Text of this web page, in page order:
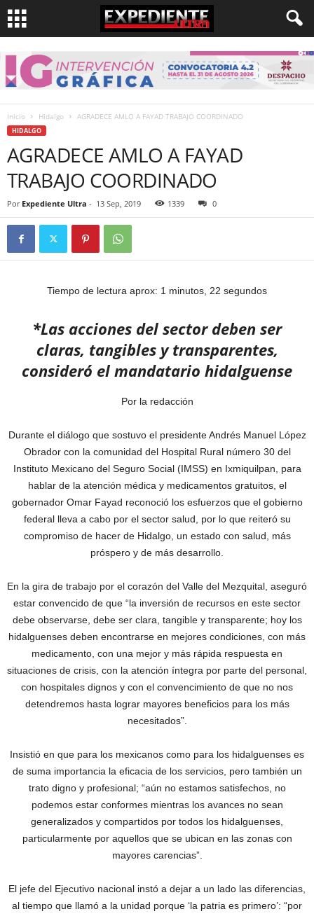
Inicio Hidalgo AGRADECE AMLO A FAYAD TRABAJO COORDINADO
HIDALGO
AGRADECE AMLO A FAYAD
TRABAJO COORDINADO
Por Expediente Ultra - 13 Sep, 2019 1339 0
Tiempo de lectura aprox: 1 minutos, 22 segundos
*Las acciones del sector deben ser
claras, tangibles y transparentes,
consideró el mandatario hidalguense
Por la redacción
Durante el diálogo que sostuvo el presidente Andrés Manuel López
Obrador con la comunidad del Hospital Rural número 30 del
Instituto Mexicano del Seguro Social (IMSS) en Ixmiquilpan, para
hablar de la atención médica y medicamentos gratuitos, el
gobernador Omar Fayad reconoció los esfuerzos que el gobierno
federal lleva a cabo por el sector salud, por lo que reiteró su
compromiso de hacer de Hidalgo, un estado con salud, más
próspero y de más desarrollo.
En la gira de trabajo por el corazón del Valle del Mezquital, aseguró
estar convencido de que “la inversión de recursos en este sector
debe observarse, debe ser clara, tangible y transparente; hoy los
hidalguenses deben encontrarse en mejores condiciones, con más
medicamento, con una mejor y más rápida respuesta en
situaciones de crisis, con la atención íntegra por parte del personal,
con hospitales dignos y con el convencimiento de que no nos
detendremos hasta lograr mayores beneficios para los más
necesitados”.
Insistió en que para los mexicanos como para los hidalguenses es
de suma importancia la eficacia de los servicios, pero también un
trato digno y profesional; “aún no estamos satisfechos, no
podemos estar conformes mientras los avances no sean
generalizados y compartidos por todos los hidalguenses,
particularmente por aquellos que se ubican en las zonas con
mayores carencias”.
El jefe del Ejecutivo nacional instó a dejar a un lado las diferencias,
al tiempo que llamó a la unidad porque ‘la patria es primero’: “por